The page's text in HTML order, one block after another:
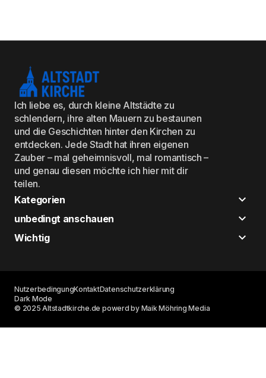
Ich liebe es, durch kleine Altstädte zu
schlendern, ihre alten Mauern zu bestaunen
und die Geschichten hinter den Kirchen zu
entdecken. Jede Stadt hat ihren eigenen
Zauber – mal geheimnisvoll, mal romantisch –
und genau diesen möchte ich hier mit dir
teilen.
Kategorien
unbedingt anschauen
Wichtig
© 2025 Altstadtkirche.de powerd by Maik Möhring Media
NutzerbedingungKontaktDatenschutzerklärung
Dark Mode